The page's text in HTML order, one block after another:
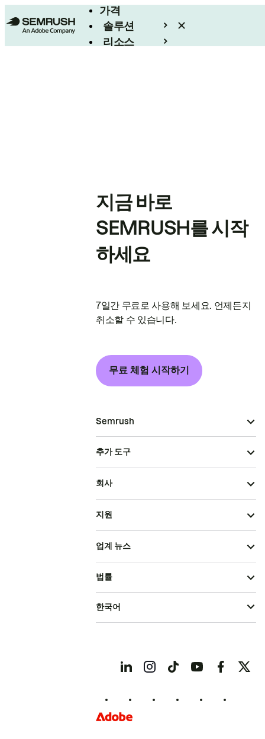
가격
솔루션
리소스
지금 바로
SEMRUSH를 시작
하세요
7일간 무료로 사용해 보세요. 언제든지
취소할 수 있습니다.
무료 체험 시작하기
Semrush
추가 도구
회사
지원
업계 뉴스
법률
한국어